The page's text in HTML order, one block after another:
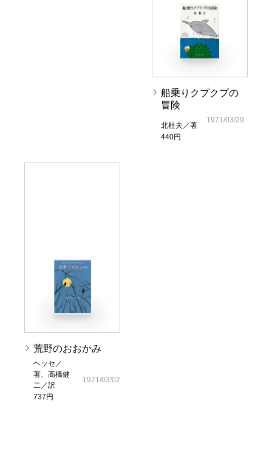
船乗りクプクプの
冒険
北杜夫／著
440円
1971/03/29
荒野のおおかみ
ヘッセ／
著、高橋健
二／訳
737円
1971/03/02